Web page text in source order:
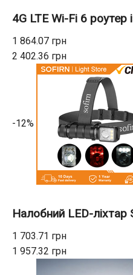
4G LTE Wi-Fi 6 роутер
1 864.07 грн
2 402.36 грн
-12%
Налобний LED-ліхтар
1 703.71 грн
1 957.32 грн